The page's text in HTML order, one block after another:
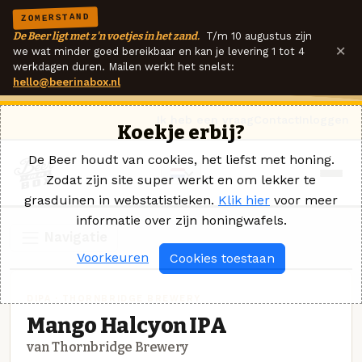
ZOMERSTAND
De Beer ligt met z'n voetjes in het zand. T/m 10 augustus zijn
we wat minder goed bereikbaar en kan je levering 1 tot 4
werkdagen duren. Mailen werkt het snelst:
hello@beerinabox.nl
×
Mango Halcyon IPA
van Thornbridge Brewery
Koekje erbij?
De Beer houdt van cookies, het liefst met honing.
Zodat zijn site super werkt en om lekker te
grasduinen in webstatistieken. Klik hier voor meer
informatie over zijn honingwafels.
Voorkeuren Cookies toestaan